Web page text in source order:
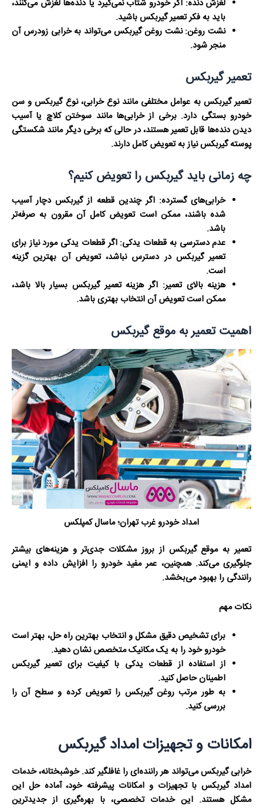
لغزش دنده: اگر خودرو شتاب نمی‌گیرد یا دنده‌ها لغزش می‌کنند،
باید به فکر تعمیر گیربکس باشید.
نشت روغن:نشت روغن گیربکس می‌تواند به خرابی زودرس آن
منجر شود.
تعمیر گیربکس
تعمیر گیربکس به عوامل مختلفی مانند نوع خرابی، نوع گیربکس و سن
خودرو بستگی دارد. برخی از خرابی‌ها مانند سوختن کلاچ یا آسیب
دیدن دنده‌ها قابل تعمیر هستند، در حالی که برخی دیگر مانند شکستگی
پوسته گیربکس نیاز به تعویض کامل دارند.
چه زمانی باید گیربکس را تعویض کنیم؟
خرابی‌های گسترده: اگر چندین قطعه از گیربکس دچار آسیب
شده باشند، ممکن است تعویض کامل آن مقرون به صرفه‌تر
باشد.
عدم دسترسی به قطعات یدکی: اگر قطعات یدکی مورد نیاز برای
تعمیر گیربکس در دسترس نباشد، تعویض آن بهترین گزینه
است.
هزینه بالای تعمیر: اگر هزینه تعمیر گیربکس بسیار بالا باشد،
ممکن است تعویض آن انتخاب بهتری باشد.
اهمیت تعمیر به موقع گیربکس
امداد خودرو غرب تهران؛ ماسال کمپلکس
تعمیر به موقع گیربکس از بروز مشکلات جدی‌تر و هزینه‌های بیشتر
جلوگیری می‌کند. همچنین، عمر مفید خودرو را افزایش داده و ایمنی
رانندگی را بهبود می‌بخشد.
نکات مهم
برای تشخیص دقیق مشکل و انتخاب بهترین راه حل، بهتر است
خودرو خود را به یک مکانیک متخصص نشان دهید.
از استفاده از قطعات یدکی با کیفیت برای تعمیر گیربکس
اطمینان حاصل کنید.
به طور مرتب روغن گیربکس را تعویض کرده و سطح آن را
بررسی کنید.
امکانات و تجهیزات امداد گیربکس
خرابی گیربکس می‌تواند هر راننده‌ای را غافلگیر کند. خوشبختانه، خدمات
امداد گیربکس با تجهیزات و امکانات پیشرفته خود، آماده حل این
مشکل هستند. این خدمات تخصصی، با بهره‌گیری از جدیدترین